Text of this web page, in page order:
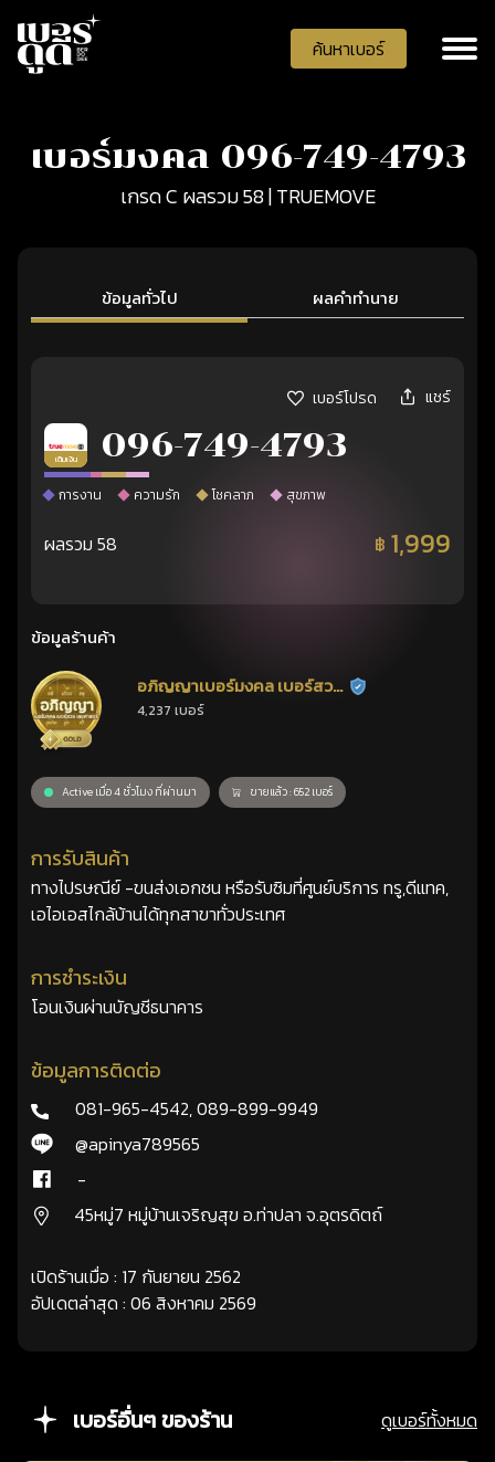
ค้นหาเบอร์
เบอร์มงคล 096-749-4793
เกรด C ผลรวม 58 | TRUEMOVE
ข้อมูลทั่วไป ผลคำทำนาย
เบอร์โปรด แชร์
เติมเงิน 096-749-4793
การงาน ความรัก โชคลาภ สุขภาพ
ผลรวม 58 ฿ 1,999
ข้อมูลร้านค้า
อภิญญาเบอร์มงคล เบอร์สวย
เลขศาสตร์
ร้านยืนยันแล้ว
4,237 เบอร์
Active เมื่อ 4 ชั่วโมง ที่ผ่านมา ขายแล้ว : 652 เบอร์
การรับสินค้า
ทางไปรษณีย์ -ขนส่งเอกชน หรือรับซิมที่ศูนย์บริการ ทรู,ดีแทค,
เอไอเอสไกล้บ้านได้ทุกสาขาทั่วประเทศ
การชำระเงิน
โอนเงินผ่านบัญชีธนาคาร
ข้อมูลการติดต่อ
081-965-4542,089-899-9949
@apinya789565
-
45หมู่7 หมู่บ้านเจริญสุข อ.ท่าปลา จ.อุตรดิตถ์
เปิดร้านเมื่อ : 17 กันยายน 2562
อัปเดตล่าสุด : 06 สิงหาคม 2569
เบอร์อื่นๆ ของร้าน ดูเบอร์ทั้งหมด